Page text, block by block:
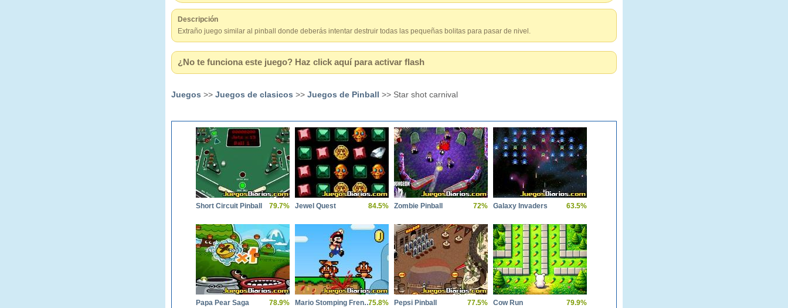
Descripción
Extraño juego similar al pinball donde deberás intentar destruir todas las pequeñas bolitas para pasar de nivel.
¿No te funciona este juego? Haz click aquí para activar flash
Juegos >> Juegos de clasicos >> Juegos de Pinball >> Star shot carnival
Short Circuit Pinball 79.7% Jewel Quest 84.5% Zombie Pinball 72% Galaxy Invaders 63.5%
Papa Pear Saga 78.9% Mario Stomping Frenzy75.8% Pepsi Pinball 77.5% Cow Run 79.9%